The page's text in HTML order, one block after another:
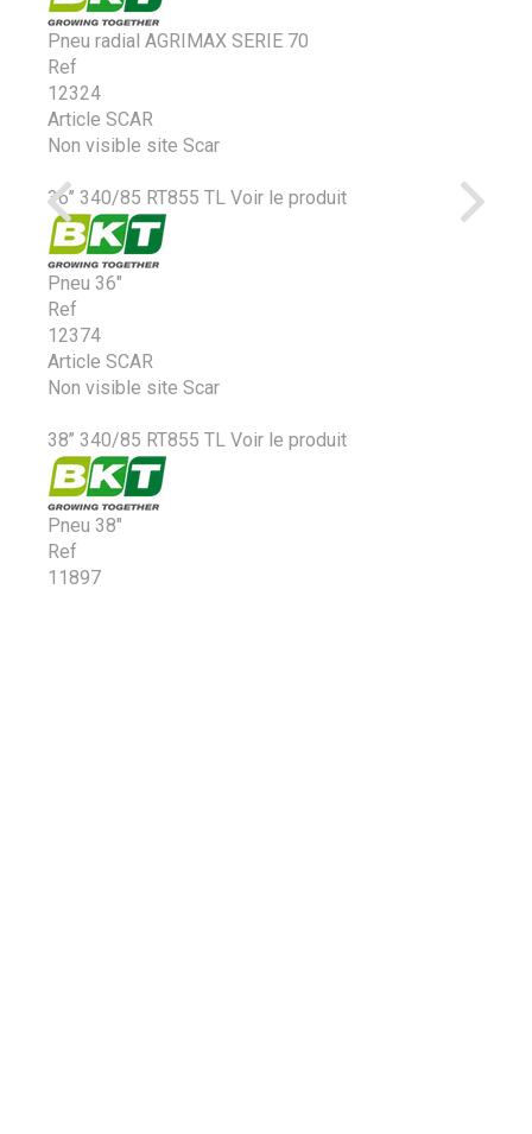
Pneu radial AGRIMAX SERIE 70
Ref
12324
Article SCAR
Non visible site Scar
36’’ 340/85 RT855 TL Voir le produit
Pneu 36"
Ref
12374
Article SCAR
Non visible site Scar
38’’ 340/85 RT855 TL Voir le produit
Pneu 38"
Ref
11897